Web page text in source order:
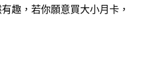
趣，若你願意買大小月卡，